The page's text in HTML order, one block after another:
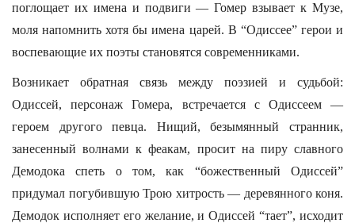
поглощает их имена и подвиги — Гомер взывает к Музе,
моля напомнить хотя бы имена царей. В “Одиссее” герои и
воспевающие их поэты становятся современниками.
Возникает обратная связь между поэзией и судьбой:
Одиссей, персонаж Гомера, встречается с Одиссеем —
героем другого певца. Нищий, безымянный странник,
занесенный волнами к феакам, просит на пиру славного
Демодока спеть о том, как “божественный Одиссей”
придумал погубившую Трою хитрость — деревянного коня.
Демодок исполняет его желание, и Одиссей “тает”, исходит